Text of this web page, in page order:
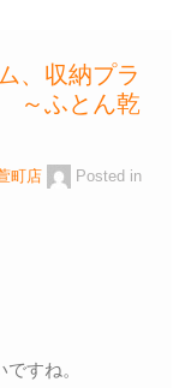
、収納プラ
～ふとん乾
町店
Posted in
すね。